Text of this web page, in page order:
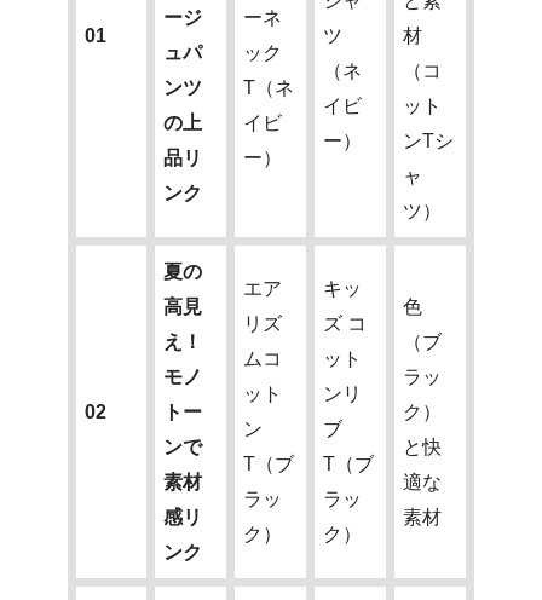
01
ージ
ュパ
ンツ
の上
品リ
ンク
ーネ
ック
T（ネ
イビ
ー）
ツ
（ネ
イビ
ー）
材
（コ
ット
ンTシ
ャ
ツ）
02
夏の
高見
え！
モノ
トー
ンで
素材
感リ
ンク
エア
リズ
ムコ
ット
ン
T（ブ
ラッ
ク）
キッ
ズ コ
ット
ンリ
ブ
T（ブ
ラッ
ク）
色
（ブ
ラッ
ク）
と快
適な
素材